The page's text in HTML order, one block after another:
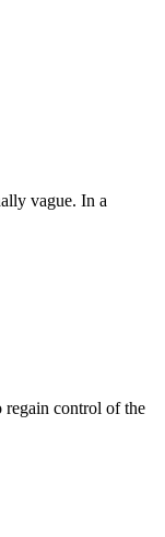
vague. In a
regain control of the